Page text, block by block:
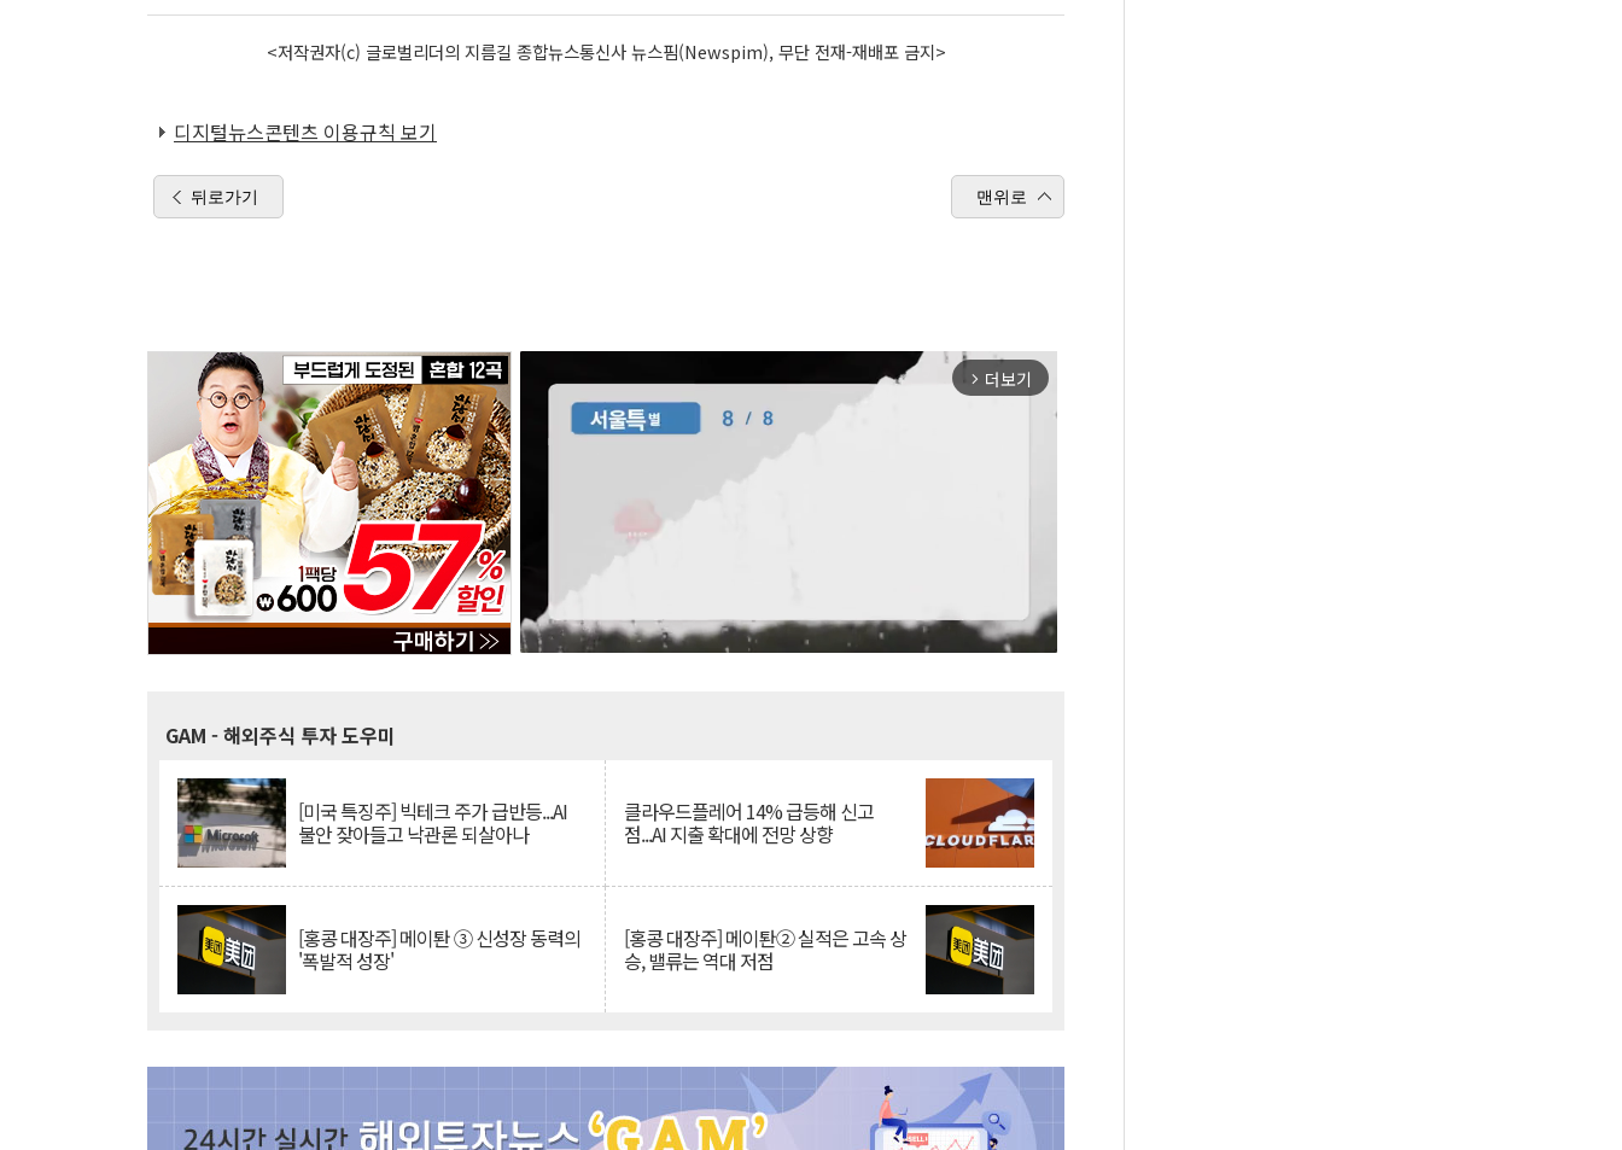
<저작권자(c) 글로벌리더의 지름길 종합뉴스통신사 뉴스핌(Newspim), 무단 전재-재배포 금지>
디지털뉴스콘텐츠 이용규칙 보기
뒤로가기 맨위로
arrow_forward_ios 더보기
GAM - 해외주식 투자 도우미
[미국 특징주] 빅테크 주가 급반등...AI
불안 잦아들고 낙관론 되살아나
클라우드플레어 14% 급등해 신고
점...AI 지출 확대에 전망 상향
[홍콩 대장주] 메이퇀 ③ 신성장 동력의
'폭발적 성장'
[홍콩 대장주] 메이퇀② 실적은 고속 상
승, 밸류는 역대 저점